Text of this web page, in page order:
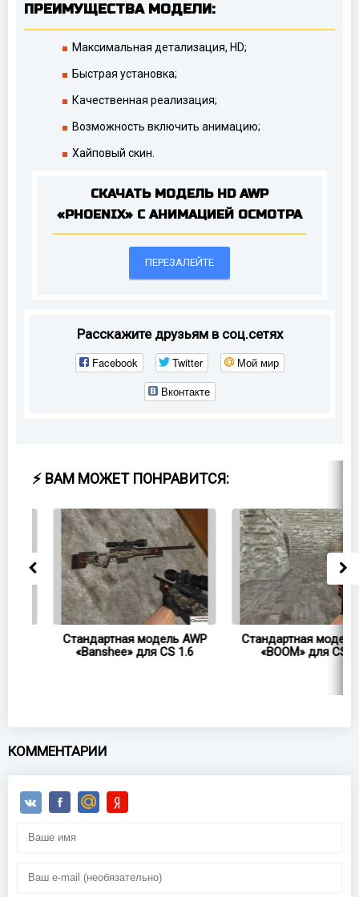
ПРЕИМУЩЕСТВА МОДЕЛИ:
Максимальная детализация, HD;
Быстрая установка;
Качественная реализация;
Возможность включить анимацию;
Хайповый скин.
СКАЧАТЬ МОДЕЛЬ HD AWP
«PHOENIX» С АНИМАЦИЕЙ ОСМОТРА
ПЕРЕЗАЛЕЙТЕ
Расскажите друзьям в соц.сетях
Facebook Twitter
Мой мир
Вконтакте
⚡ ВАМ МОЖЕТ ПОНРАВИТСЯ:
Стандартная модель AWP
«Banshee» для CS 1.6
Стандартная модель
«BOOM» для CS 1.6
КОММЕНТАРИИ